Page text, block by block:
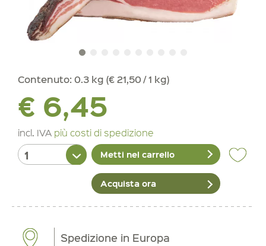
Contenuto: 0.3 kg (€ 21,50 / 1 kg)
€ 6,45
incl. IVA più costi di spedizione
Metti nel carrello
Acquista ora
Spedizione in Europa